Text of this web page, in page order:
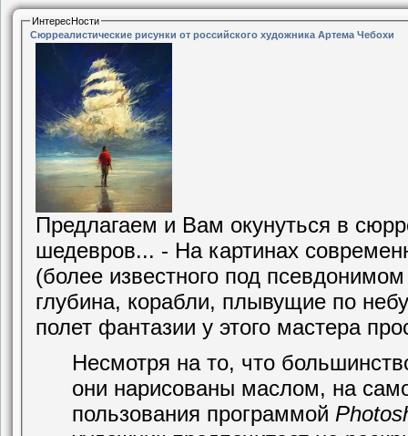
ИнтересНости
Сюрреалистические рисунки от российского художника Артема Чебохи
Предлагаем и Вам окунуться в
шедевров... - На картинах
(более известного под
глубина, корабли, плывущие по
полет фантазии у этого мастера
Несмотря на то, что
они нарисованы маслом, на
пользования программой